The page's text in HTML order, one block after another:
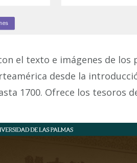
el texto e imágenes de
desde la
1700. Ofrece los tesoros